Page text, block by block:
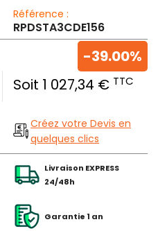
Référence :
RPDSTA3CDE156
Soit 1 027,34 € TTC
-39.00%
Créez votre Devis en
quelques clics
Livraison EXPRESS
24/48h
Garantie 1 an